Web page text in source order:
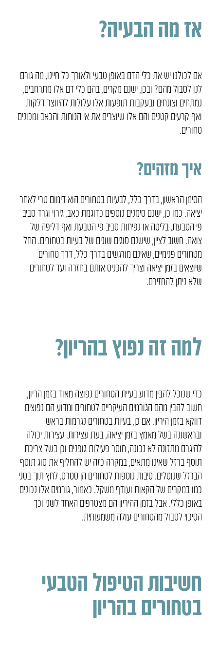
אז מה הבעיה?
אם לכולנו יש את כלי הדם באופן טבעי ולאורך כל חיינו, מה גורם
לנו לסבול מהם? ובכן, ישנם מקרים, בהם כלי דם אלו מתרחבים,
נמתחים וצונחים ובעקבות תופעות אלו עלולות להיווצר דלקות
ואף קרעים קטנים והם אלו שיוצרים את אי הנוחות והכאב ומכונים
טחורים.
איך מזהים?
הסימן הראשון, בדרך כלל, לבעיות בטחורים הוא דימום טרי לאחר
יציאה. כמו כן, ישנם סימנים נוספים כדוגמת כאב, גירוי וגרד סביב
פי הטבעת, בליטה או נפיחות סביב פי הטבעת ואף דליפה של
צואה. חשוב לציין, שישנם סוגים שונים של בעיות בטחורים. החל
מטחורים פנימיים, שאינם מורגשים בדרך כלל, דרך טחורים
שיוצאים בזמן יציאה וצריך להכניס אותם בחזרה ועד לטחורים
שלא ניתן להחזירם.
למה זה נפוץ בהריון?
כדי שנוכל להבין מדוע בעיית הטחורים נפוצה מאוד בזמן הריון,
חשוב להבין מהם הגורמים העיקריים לטחורים ומדוע הם נפוצים
דווקא בזמן היריון. אם כן, בעיות בטחורים נגרמות בראש
ובראשונה בשל מאמץ בזמן יציאה, בעת עצירות. עצירות יכולה
להיגרם מתזונה לא נכונה, חוסר פעילות גופנים וכן בשל צריכת
תוסף ברזל שאינו מתאים, במקרה כזה יש להחליף את סוג תוסף
הברזל שנוטלים. סיבות נוספות לטחורים הן סטרס, לחץ תוך בטני
כמו במקרים של הקאות ועודף משקל. כאמור, גורמים אלו נכונים
באופן כללי. אבל בזמן ההיריון הם מצטרפים האחד לשני וכך
הסיכוי לסבול מהטחורים עולה משמעותית.
חשיבות הטיפול הטבעי
בטחורים בהריון